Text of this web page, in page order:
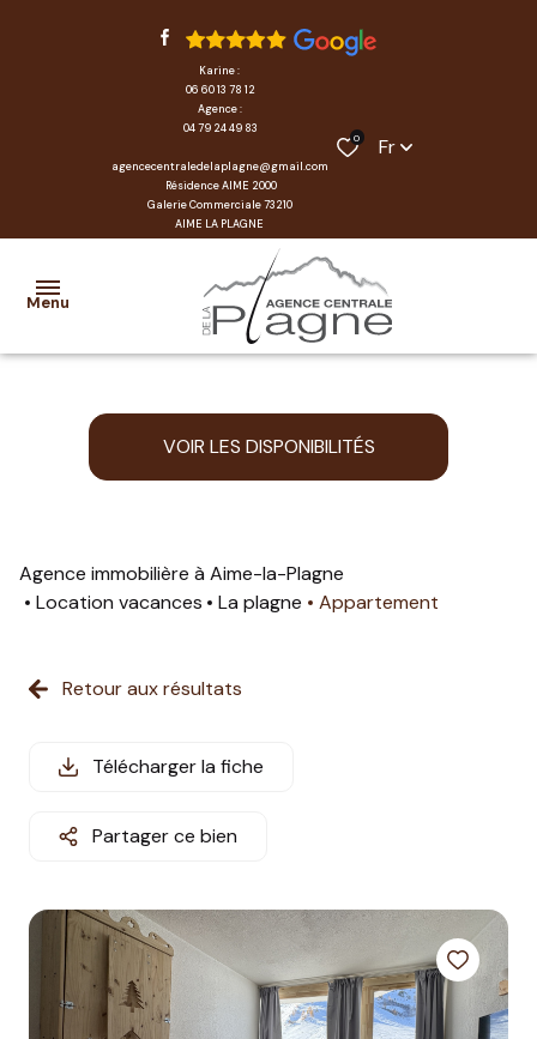
Karine :
06 60 13 78 12
Agence :
04 79 24 49 83
agencecentraledelaplagne@gmail.com
Résidence AIME 2000
Galerie Commerciale 73210
AIME LA PLAGNE
0 Fr
Menu
accueil
locations
estimation
nos
partenaires
contact
VOIR LES DISPONIBILITÉS
Agence immobilière à Aime-la-Plagne
Location vacances
La plagne Appartement
Retour aux résultats
Télécharger la fiche
Partager ce bien